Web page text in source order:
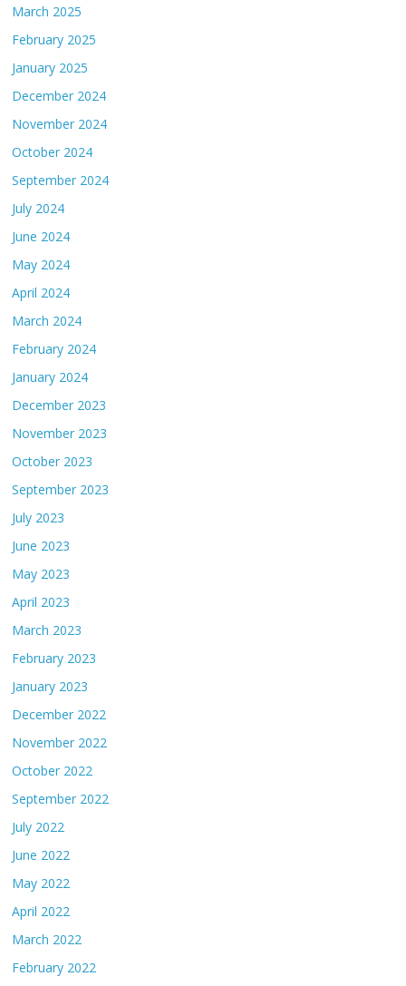
March 2025
February 2025
January 2025
December 2024
November 2024
October 2024
September 2024
July 2024
June 2024
May 2024
April 2024
March 2024
February 2024
January 2024
December 2023
November 2023
October 2023
September 2023
July 2023
June 2023
May 2023
April 2023
March 2023
February 2023
January 2023
December 2022
November 2022
October 2022
September 2022
July 2022
June 2022
May 2022
April 2022
March 2022
February 2022